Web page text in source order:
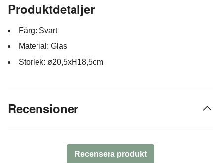
Produktdetaljer
Färg: Svart
Material: Glas
Storlek: ø20,5xH18,5cm
Recensioner
Recensera produkt